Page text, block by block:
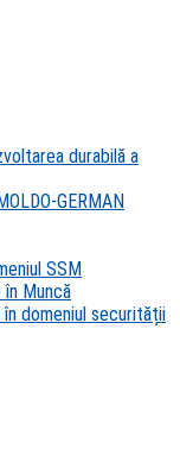
durabilă a
GERMAN
SSM
Muncă
domeniul securității